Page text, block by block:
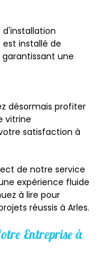
d'installation
installé de
une
désormais profiter
vitrine
satisfaction à
de notre service
expérience fluide
à lire pour
réussis à Arles.
Entreprise à